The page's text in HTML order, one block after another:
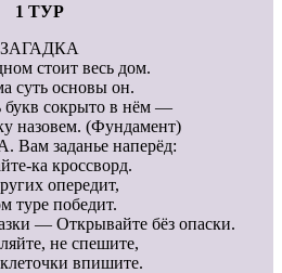
1 ТУР
ЗАГАДКА
стоит весь дом.
суть основы он.
букв сокрыто в нём —
назовем. (Фундамент)
заданье наперёд:
ка кроссворд.
опередит,
туре победит.
— Открывайте бёз опаски.
не спешите,
впишите.